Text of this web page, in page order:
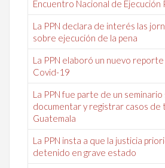
Encuentro Nacional de Ejecución
La PPN declara de interés las
sobre ejecución de la pena
La PPN elaboró un nuevo
Covid-19
La PPN fue parte de un
documentar y registrar casos de
Guatemala
La PPN insta a que la justicia
detenido en grave estado